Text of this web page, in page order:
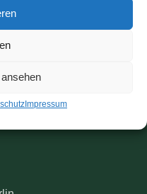
Impressum